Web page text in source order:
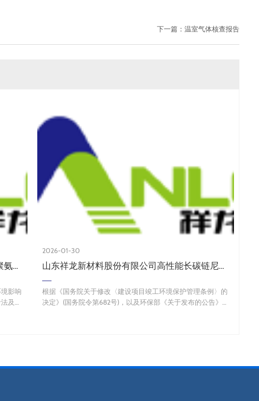
下一篇： 温室气体核查报告
山东奥龙新材料有限公司特种工程塑料及聚氨酯项目环境影响评价征求意见稿公示
影响
及环
2026-01-30
山东祥龙新材料股份有限公司高性能长碳链尼龙管路材料研发及产业化项目验收公示
根据《国务院关于修改〈建设项目竣工环境保护管理条例〉的
决定》(国务院令第682号)，以及环保部《关于发布的公告》